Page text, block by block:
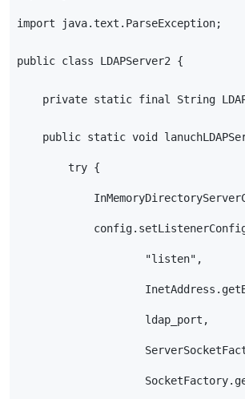
import java.text.ParseException;
public class LDAPServer2 {
private static final String
public static void
        try {
                    "listen",
                    ldap_port,